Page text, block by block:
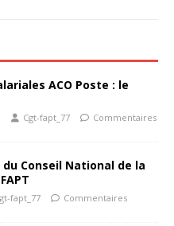
ACO Poste : le
Cgt-fapt_77
Commentaires
Conseil National de la
fapt_77
Commentaires